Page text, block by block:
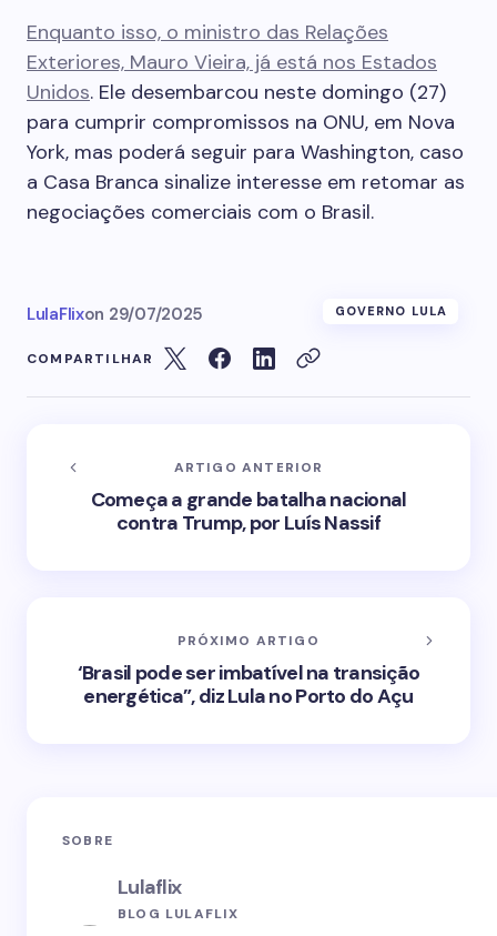
Enquanto isso, o ministro das Relações
Exteriores, Mauro Vieira, já está nos Estados
Unidos. Ele desembarcou neste domingo (27)
para cumprir compromissos na ONU, em Nova
York, mas poderá seguir para Washington, caso
a Casa Branca sinalize interesse em retomar as
negociações comerciais com o Brasil.
LulaFlixon 29/07/2025 GOVERNO LULA
COMPARTILHAR
ARTIGO ANTERIOR
Começa a grande batalha nacional
contra Trump, por Luís Nassif
PRÓXIMO ARTIGO
‘Brasil pode ser imbatível na transição
energética”, diz Lula no Porto do Açu
SOBRE
Lulaflix
BLOG LULAFLIX